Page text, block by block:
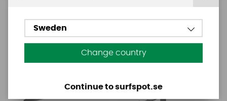
Sweden
Change country
Continue to surfspot.se